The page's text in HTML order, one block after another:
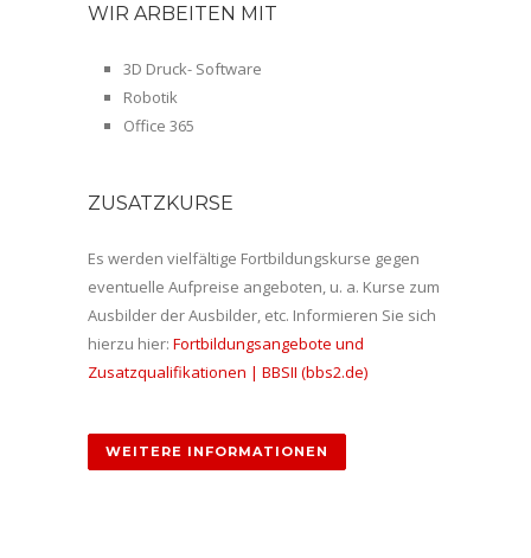
WIR ARBEITEN MIT
3D Druck- Software
Robotik
Office 365
ZUSATZKURSE
Es werden vielfältige Fortbildungskurse gegen
eventuelle Aufpreise angeboten, u. a. Kurse zum
Ausbilder der Ausbilder, etc. Informieren Sie sich
hierzu hier: Fortbildungsangebote und
Zusatzqualifikationen | BBSII (bbs2.de)
WEITERE INFORMATIONEN